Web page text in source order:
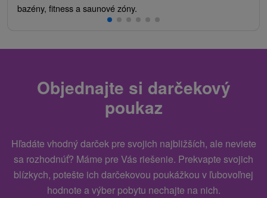
bazény, fitness a saunové zóny.
Objednajte si darčekový
poukaz
Hľadáte vhodný darček pre svojich najbližších, ale neviete
sa rozhodnúť? Máme pre Vás riešenie. Prekvapte svojich
blízkych, potešte ich darčekovou poukážkou v ľubovoľnej
hodnote a výber pobytu nechajte na nich.